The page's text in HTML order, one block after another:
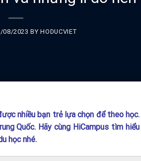
08/2023 BYHODUCVIET
nhiều bạn trẻ lựa chọn để theo
Quốc. Hãy cùng HiCampus tìm
học nhé.